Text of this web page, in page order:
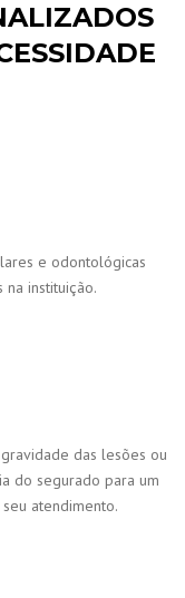
e odontológicas
instituição.
das lesões ou
do segurado para um
atendimento.